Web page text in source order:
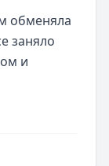
обменяла
заняло
и